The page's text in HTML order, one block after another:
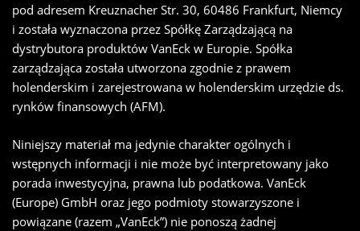
pod adresem Kreuznacher Str. 30, 60486 Frankfurt, Niemcy
i została wyznaczona przez Spółkę Zarządzającą na
dystrybutora produktów VanEck w Europie. Spółka
zarządzająca została utworzona zgodnie z prawem
holenderskim i zarejestrowana w holenderskim urzędzie ds.
rynków finansowych (AFM).
Niniejszy materiał ma jedynie charakter ogólnych i
wstępnych informacji i nie może być interpretowany jako
porada inwestycyjna, prawna lub podatkowa. VanEck
(Europe) GmbH oraz jego podmioty stowarzyszone i
powiązane (razem „VanEck”) nie ponoszą żadnej